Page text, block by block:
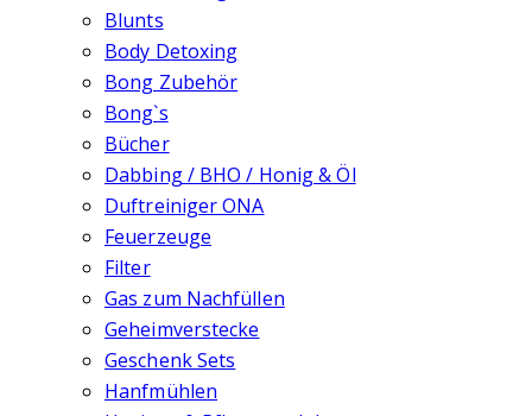
Blunts
Body Detoxing
Bong Zubehör
Bong`s
Bücher
Dabbing / BHO / Honig & Öl
Duftreiniger ONA
Feuerzeuge
Filter
Gas zum Nachfüllen
Geheimverstecke
Geschenk Sets
Hanfmühlen